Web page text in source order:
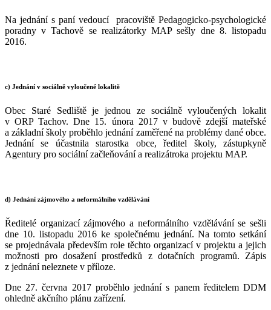
Na jednání s paní vedoucí pracoviště Pedagogicko-psychologické
poradny v Tachově se realizátorky MAP sešly dne 8. listopadu
2016.
c) Jednání v sociálně vyloučené lokalitě
Obec Staré Sedliště je jednou ze sociálně vyloučených lokalit
v ORP Tachov. Dne 15. února 2017 v budově zdejší mateřské
a základní školy proběhlo jednání zaměřené na problémy dané obce.
Jednání se účastnila starostka obce, ředitel školy, zástupkyně
Agentury pro sociální začleňování a realizátroka projektu MAP.
d) Jednání zájmového a neformálního vzdělávání
Ředitelé organizací zájmového a neformálního vzdělávání se sešli
dne 10. listopadu 2016 ke společnému jednání. Na tomto setkání
se projednávala především role těchto organizací v projektu a jejich
možnosti pro dosažení prostředků z dotačních programů. Zápis
z jednání neleznete v příloze.
Dne 27. června 2017 proběhlo jednání s panem ředitelem DDM
ohledně akčního plánu zařízení.